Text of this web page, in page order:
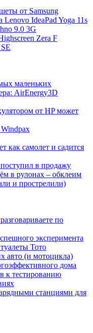
от Samsung
Lenovo IdeaPad Yoga 11s
9.0 3G
Zera F
маленьких
AirEnergy3D
от HP может
как самолет и садится
в продажу
в рулонах – обклеим
и прострелили)
по
эксперимента
Тото
авто (и мотоцикла)
дома
тестированию
станциями для